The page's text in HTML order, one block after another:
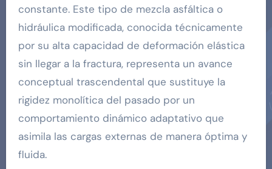
constante. Este tipo de mezcla asfáltica o
hidráulica modificada, conocida técnicamente
por su alta capacidad de deformación elástica
sin llegar a la fractura, representa un avance
conceptual trascendental que sustituye la
rigidez monolítica del pasado por un
comportamiento dinámico adaptativo que
asimila las cargas externas de manera óptima y
fluida.